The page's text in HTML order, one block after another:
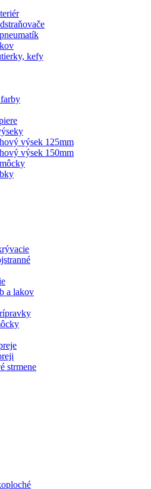
kefy
výsek 125mm
výsek 150mm
a lakov
strmene